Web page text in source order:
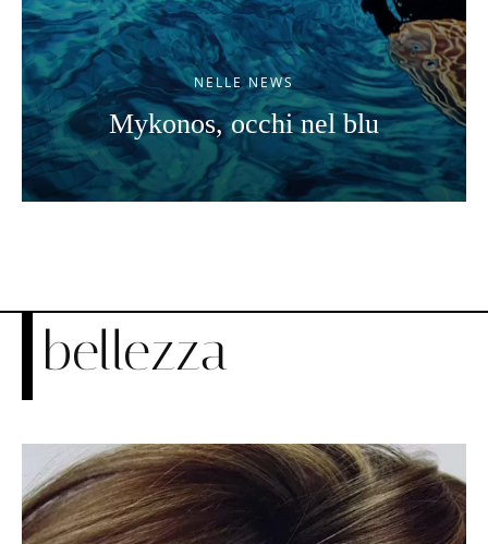
NELLE NEWS
Mykonos, occhi nel blu
bellezza